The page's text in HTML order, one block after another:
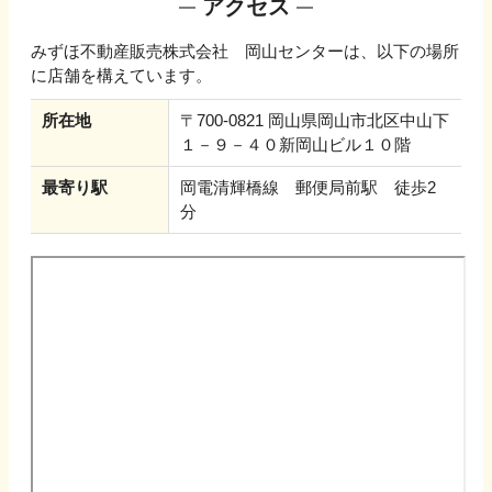
アクセス
みずほ不動産販売株式会社 岡山センターは、以下の場所
に店舗を構えています。
所在地
〒700-0821 岡山県岡山市北区中山下
１－９－４０新岡山ビル１０階
最寄り駅
岡電清輝橋線 郵便局前駅 徒歩2
分